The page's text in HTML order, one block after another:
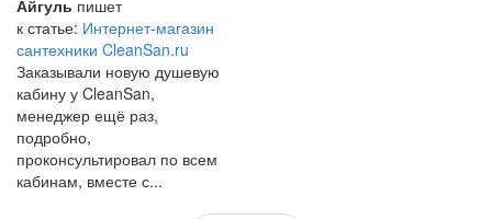
Айгуль пишет
к статье: Интернет-магазин
сантехники CleanSan.ru
Заказывали новую душевую
кабину у CleanSan,
менеджер ещё раз,
подробно,
проконсультировал по всем
кабинам, вместе с...